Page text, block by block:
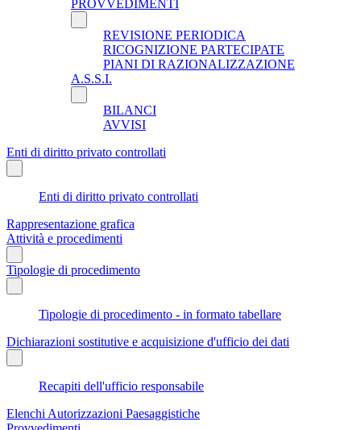
PROVVEDIMENTI
REVISIONE PERIODICA
RICOGNIZIONE PARTECIPATE
PIANI DI RAZIONALIZZAZIONE
A.S.S.I.
BILANCI
AVVISI
Enti di diritto privato controllati
Enti di diritto privato controllati
Rappresentazione grafica
Attività e procedimenti
Tipologie di procedimento
Tipologie di procedimento - in formato tabellare
Dichiarazioni sostitutive e acquisizione d'ufficio dei dati
Recapiti dell'ufficio responsabile
Elenchi Autorizzazioni Paesaggistiche